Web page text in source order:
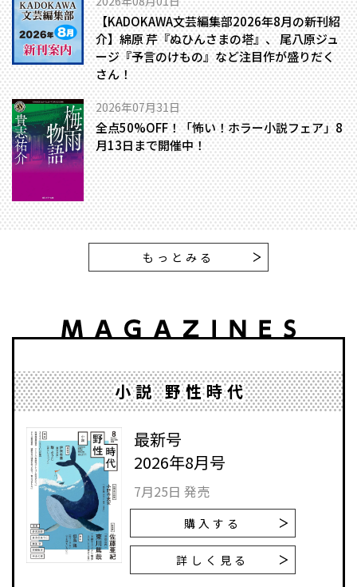
【KADOKAWA文芸編集部2026年8月の新刊紹
介】綿原 芹『ぬひんさまの塔』、 尾八原ジュ
ージ『予言のけもの』など注目作が盛りだく
さん！
2026年07月31日
全点50%OFF！「怖い！ホラー小説フェア」8
月13日まで開催中！
もっとみる
小説 野性時代
最新号
2026年8月号
7月25日 発売
購入する
詳しく見る